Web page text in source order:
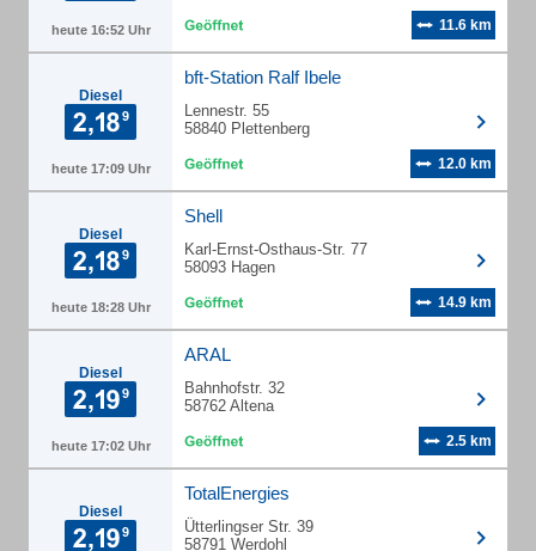
heute 16:52 Uhr 11.6 km
Diesel
heute 17:09 Uhr
bft-Station Ralf Ibele
Lennestr. 55
58840 Plettenberg
12.0 km
Diesel
heute 18:28 Uhr
Shell
Karl-Ernst-Osthaus-Str. 77
58093 Hagen
14.9 km
Diesel
heute 17:02 Uhr
ARAL
Bahnhofstr. 32
58762 Altena
2.5 km
Diesel
TotalEnergies
Ütterlingser Str. 39
58791 Werdohl